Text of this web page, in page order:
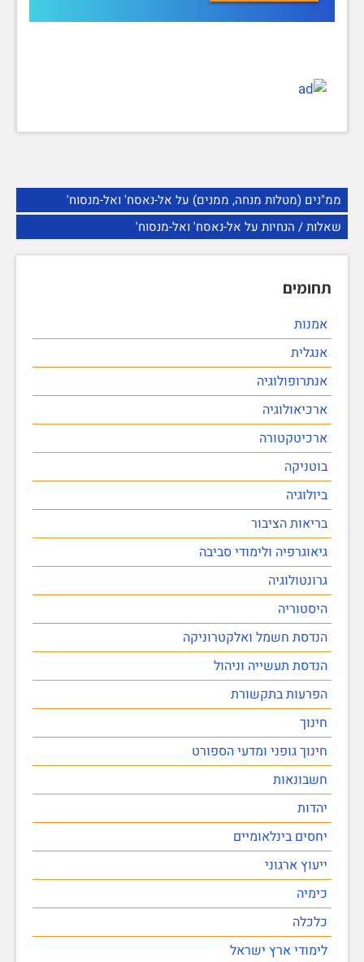
ממ"נים (מטלות מנחה, ממנים) על אל-נאסח' ואל-מנסוח'
שאלות / הנחיות על אל-נאסח' ואל-מנסוח'
תחומים
אמנות
אנגלית
אנתרופולוגיה
ארכיאולוגיה
ארכיטקטורה
בוטניקה
ביולוגיה
בריאות הציבור
גיאוגרפיה ולימודי סביבה
גרונטולוגיה
היסטוריה
הנדסת חשמל ואלקטרוניקה
הנדסת תעשייה וניהול
הפרעות בתקשורת
חינוך
חינוך גופני ומדעי הספורט
חשבונאות
יהדות
יחסים בינלאומיים
ייעוץ ארגוני
כימיה
כלכלה
לימודי ארץ ישראל